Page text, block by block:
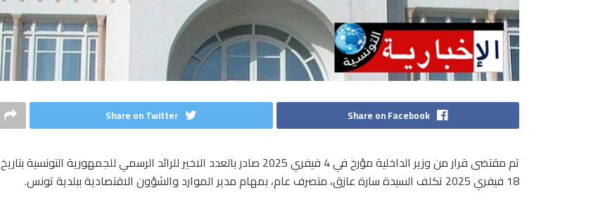
Share on Facebook
Share on Twitter
تم مقتضى قرار من وزير الداخلية مؤرخ في 4 فيفري 2025 صادر بالعدد الاخير للرائد الرسمي للجمهورية التونسية بتاريخ
18 فيفري 2025 تكلف السيدة سارة عازق، متصرف عام، بمهام مدير الموارد والشؤون الاقتصادية ببلدية تونس.